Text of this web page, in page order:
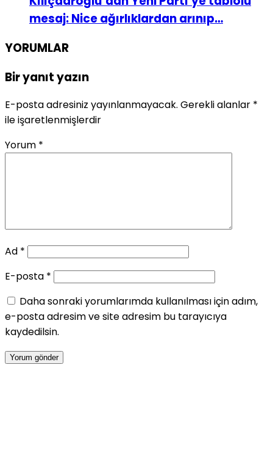
mesaj: Nice ağırlıklardan arınıp…
YORUMLAR
Bir yanıt yazın
E-posta adresiniz yayınlanmayacak. Gerekli alanlar *
ile işaretlenmişlerdir
Yorum *
Ad *
E-posta *
Daha sonraki yorumlarımda kullanılması için adım,
e-posta adresim ve site adresim bu tarayıcıya
kaydedilsin.